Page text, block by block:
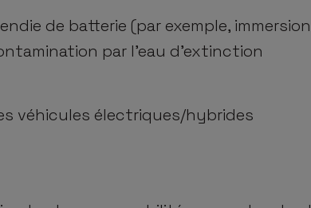
de batterie (par exemple, immersion
par l’eau d’extinction
véhicules électriques/hybrides